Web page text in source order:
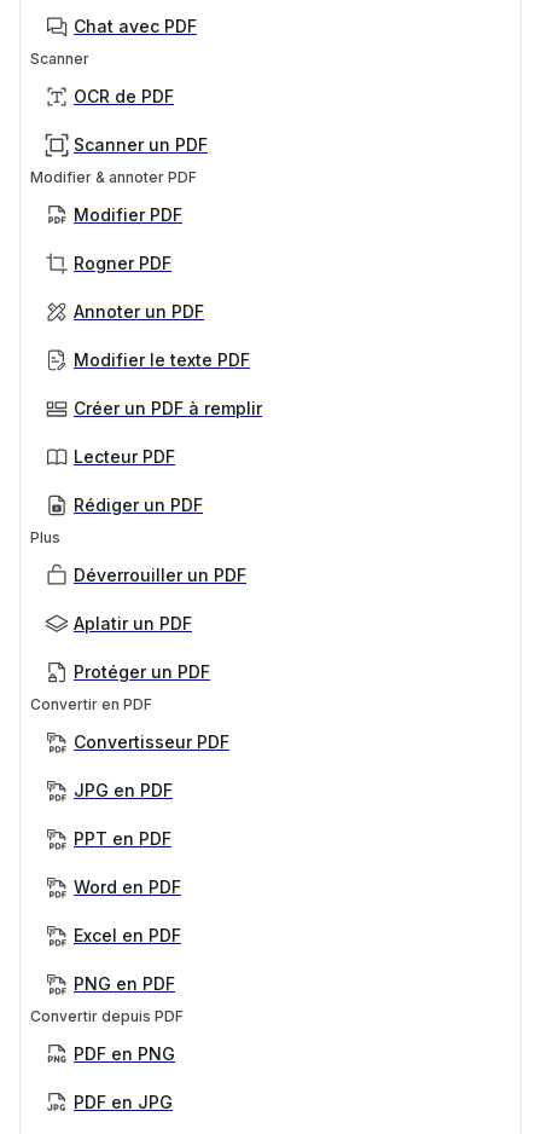
Chat avec PDF
Scanner
OCR de PDF
Scanner un PDF
Modifier & annoter PDF
Modifier PDF
Rogner PDF
Annoter un PDF
Modifier le texte PDF
Créer un PDF à remplir
Lecteur PDF
Rédiger un PDF
Plus
Déverrouiller un PDF
Aplatir un PDF
Protéger un PDF
Convertir en PDF
Convertisseur PDF
JPG en PDF
PPT en PDF
Word en PDF
Excel en PDF
PNG en PDF
Convertir depuis PDF
PDF en PNG
PDF en JPG